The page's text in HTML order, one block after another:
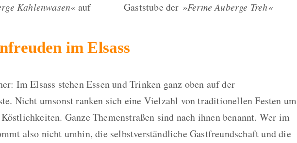
Kahlenwasen«auf
Gaststube der »Ferme Auberge Treh«
im Elsass
Im Elsass stehen Essen und Trinken ganz oben auf der
Nicht umsonst ranken sich eine Vielzahl von traditionellen Festen um
Ganze Themenstraßen sind nach ihnen benannt. Wer im
also nicht umhin, die selbstverständliche Gastfreundschaft und die